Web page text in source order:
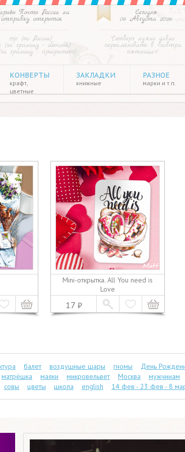
Сегодня
06 Августа 2026
Четверг нужно давно
переименовать в «завтра
пятница»!
Почты России на
отправку открыток
35р. (по России)
(за границу - обычный)
(за границу - приоритет)
КОНВЕРТЫ
крафт,
цветные
ЗАКЛАДКИ
книжные
РАЗНОЕ
марки и т.п.
Mini-открытка. All You need is
Love
17
балет воздушные шары гномы День
матрёшка маяки микровельвет Москва мужчинам
совы цветы школа english 14 фев - 23 фев - 8